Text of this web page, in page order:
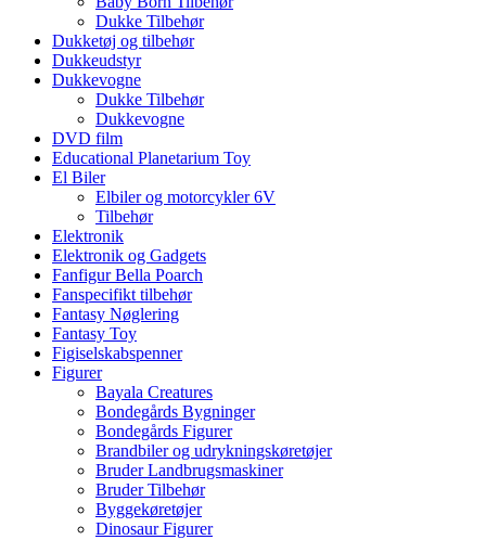
Dukke Tilbehør
Dukketøj og tilbehør
Dukkeudstyr
Dukkevogne
Dukke Tilbehør
Dukkevogne
DVD film
Educational Planetarium Toy
El Biler
Elbiler og motorcykler 6V
Tilbehør
Elektronik
Elektronik og Gadgets
Fanfigur Bella Poarch
Fanspecifikt tilbehør
Fantasy Nøglering
Fantasy Toy
Figiselskabspenner
Figurer
Bayala Creatures
Bondegårds Bygninger
Bondegårds Figurer
Brandbiler og udrykningskøretøjer
Bruder Landbrugsmaskiner
Bruder Tilbehør
Byggekøretøjer
Dinosaur Figurer